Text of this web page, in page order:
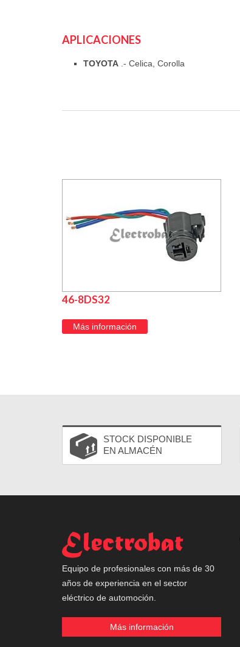
APLICACIONES
TOYOTA .- Celica, Corolla
46-8DS32
Más información
STOCK DISPONIBLE
EN ALMACÉN
Equipo de profesionales con más de 30
años de experiencia en el sector
eléctrico de automoción.
Más información